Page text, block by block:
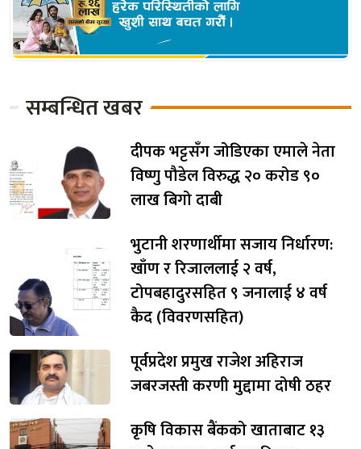
सम्बन्धित खबर
दीपक भट्टसँग जोडिएका एमाले नेता
विष्णु पौडेल विरुद्ध २० करोड ९०
लाख बिगो दाबी
भुटानी शरणार्थीमा सजाय निर्धारण:
खाँण र रिजाललाई २ वर्ष,
टोपबहादुरसहित ९ जनालाई ४ वर्ष
कैद (विवरणसहित)
पूर्वप्रदेश प्रमुख राजेश अहिराज
जबरजस्ती करणी मुद्दामा दोषी ठहर
कृषि विकास बैंकको खाताबाट १३